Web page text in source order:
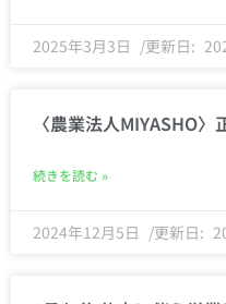
2025年3月3日
〈農業法人MIYASHO〉
続きを読む »
2024年12月5日